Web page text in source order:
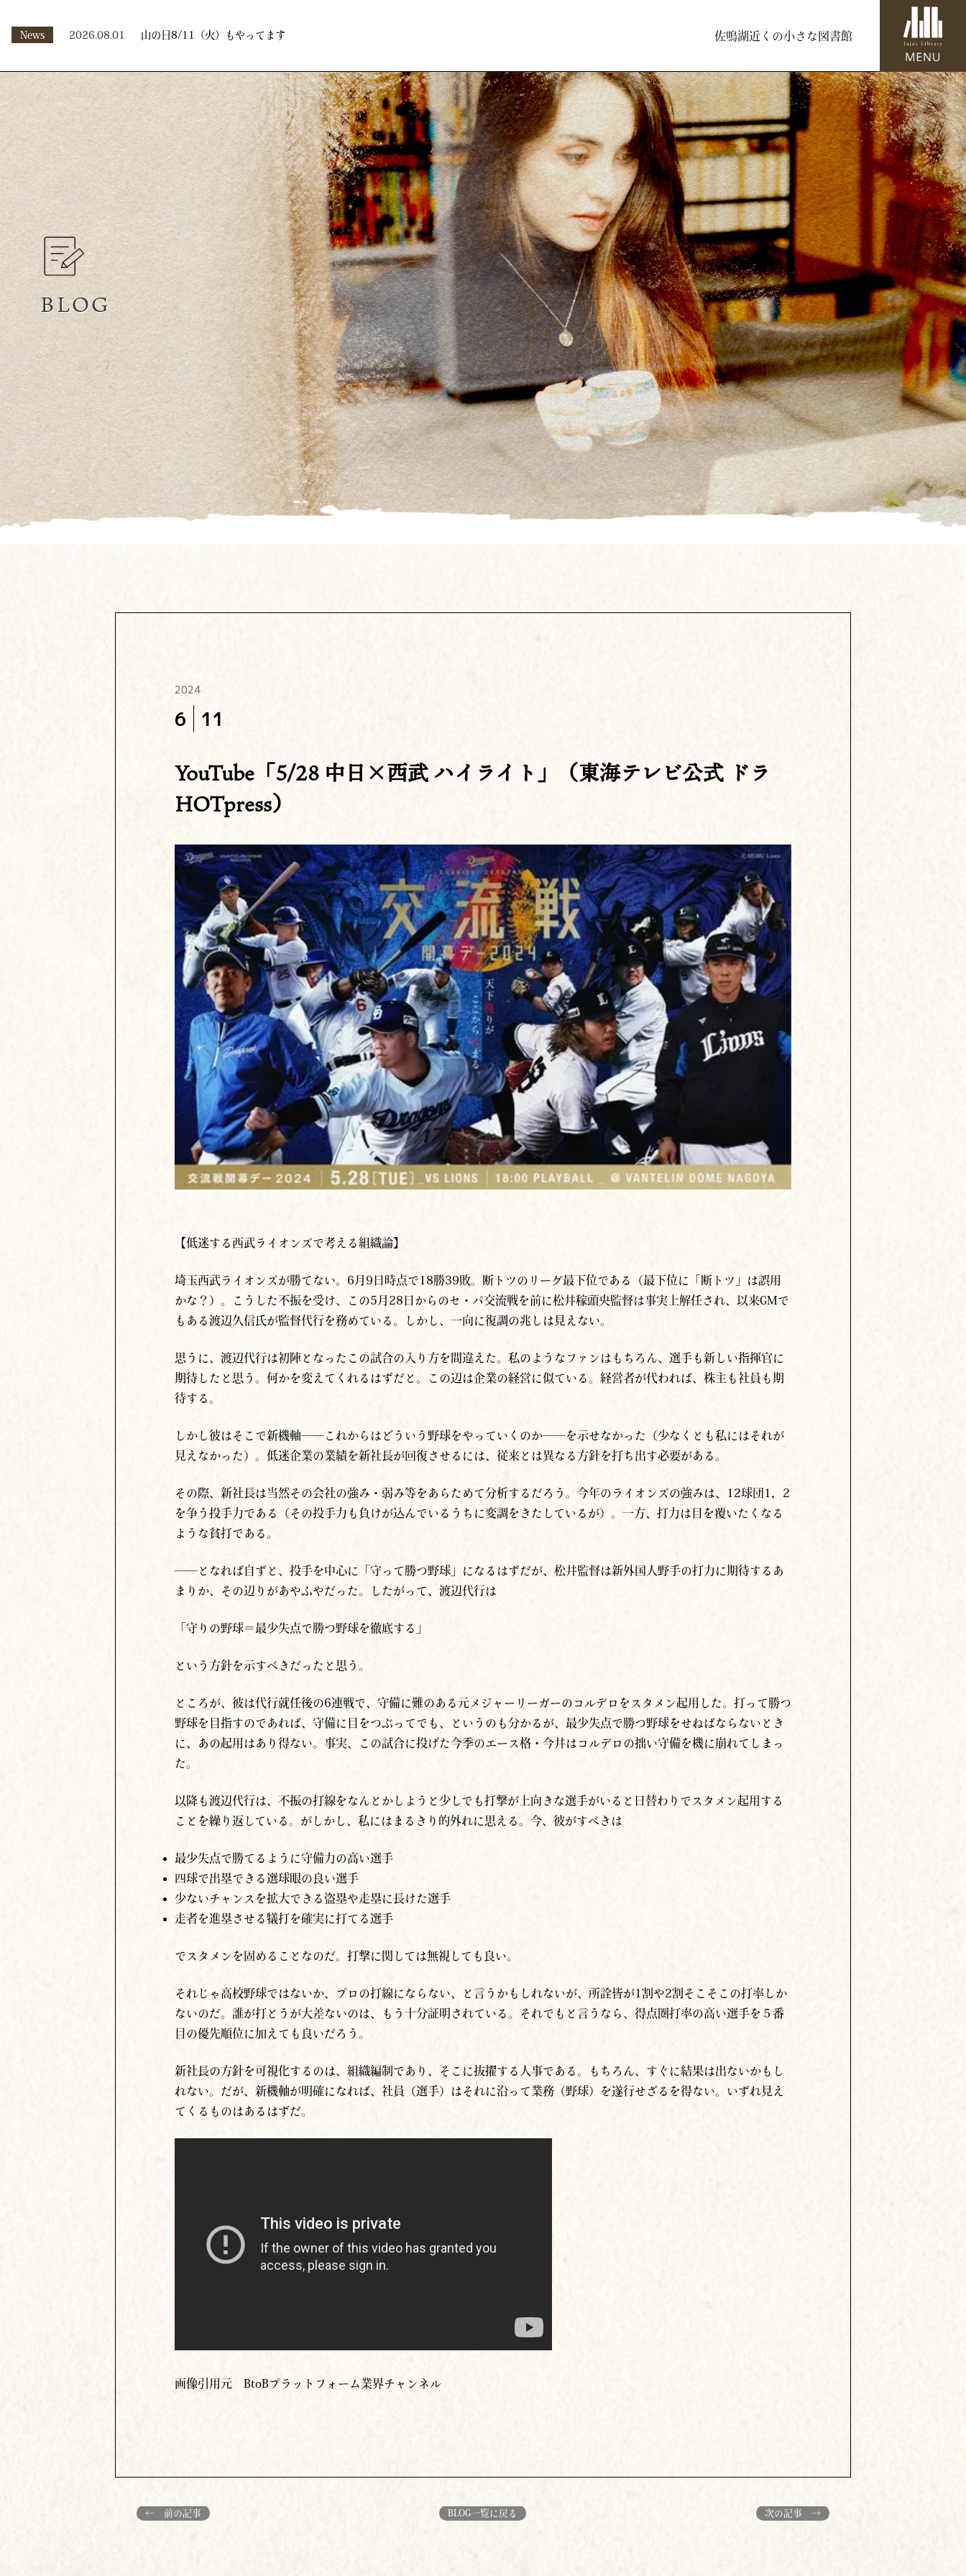
News 2026.08.01 山の日8/11（火）もやってます 佐鳴湖近くの小さな図書館
BLOG
2024
6 11
YouTube「5/28 中日×西武 ハイライト」（東海テレビ公式 ドラ
HOTpress）
【低迷する西武ライオンズで考える組織論】
埼玉西武ライオンズが勝てない。6月9日時点で18勝39敗。断トツのリーグ最下位である（最下位に「断トツ」は誤用
かな？）。こうした不振を受け、この5月28日からのセ・パ交流戦を前に松井稼頭央監督は事実上解任され、以来GMで
もある渡辺久信氏が監督代行を務めている。しかし、一向に復調の兆しは見えない。
思うに、渡辺代行は初陣となったこの試合の入り方を間違えた。私のようなファンはもちろん、選手も新しい指揮官に
期待したと思う。何かを変えてくれるはずだと。この辺は企業の経営に似ている。経営者が代われば、株主も社員も期
待する。
しかし彼はそこで新機軸──これからはどういう野球をやっていくのか──を示せなかった（少なくとも私にはそれが
見えなかった）。低迷企業の業績を新社長が回復させるには、従来とは異なる方針を打ち出す必要がある。
その際、新社長は当然その会社の強み・弱み等をあらためて分析するだろう。今年のライオンズの強みは、12球団1，2
を争う投手力である（その投手力も負けが込んでいるうちに変調をきたしているが）。一方、打力は目を覆いたくなる
ような貧打である。
──となれば自ずと、投手を中心に「守って勝つ野球」になるはずだが、松井監督は新外国人野手の打力に期待するあ
まりか、その辺りがあやふやだった。したがって、渡辺代行は
「守りの野球＝最少失点で勝つ野球を徹底する」
という方針を示すべきだったと思う。
ところが、彼は代行就任後の6連戦で、守備に難のある元メジャーリーガーのコルデロをスタメン起用した。打って勝つ
野球を目指すのであれば、守備に目をつぶってでも、というのも分かるが、最少失点で勝つ野球をせねばならないとき
に、あの起用はあり得ない。事実、この試合に投げた今季のエース格・今井はコルデロの拙い守備を機に崩れてしまっ
た。
以降も渡辺代行は、不振の打線をなんとかしようと少しでも打撃が上向きな選手がいると日替わりでスタメン起用する
ことを繰り返している。がしかし、私にはまるきり的外れに思える。今、彼がすべきは
最少失点で勝てるように守備力の高い選手
四球で出塁できる選球眼の良い選手
少ないチャンスを拡大できる盗塁や走塁に長けた選手
走者を進塁させる犠打を確実に打てる選手
でスタメンを固めることなのだ。打撃に関しては無視しても良い。
それじゃ高校野球ではないか、プロの打線にならない、と言うかもしれないが、所詮皆が1割や2割そこそこの打率しか
ないのだ。誰が打とうが大差ないのは、もう十分証明されている。それでもと言うなら、得点圏打率の高い選手を５番
目の優先順位に加えても良いだろう。
新社長の方針を可視化するのは、組織編制であり、そこに抜擢する人事である。もちろん、すぐに結果は出ないかもし
れない。だが、新機軸が明確になれば、社員（選手）はそれに沿って業務（野球）を遂行せざるを得ない。いずれ見え
てくるものはあるはずだ。
画像引用元 BtoBプラットフォーム業界チャンネル
← 前の記事 BLOG一覧に戻る 次の記事 →